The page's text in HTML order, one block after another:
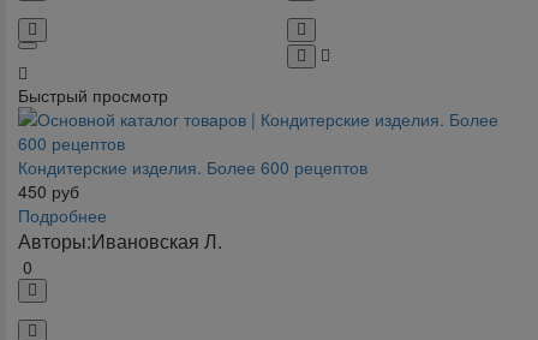
Быстрый просмотр
Кондитерские изделия. Более 600 рецептов
450 руб
Подробнее
Авторы:Ивановская Л.
0